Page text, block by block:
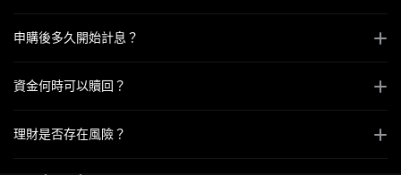
申購後多久開始計息？
資金何時可以贖回？
理財是否存在風險？